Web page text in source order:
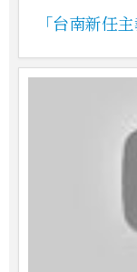
「台南新任